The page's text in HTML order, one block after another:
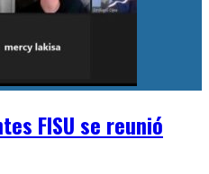
FISU se reunió